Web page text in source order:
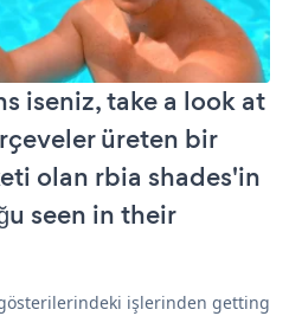
iseniz, take a look at
üreten bir
olan rbia shades'in
seen in their
işlerinden getting